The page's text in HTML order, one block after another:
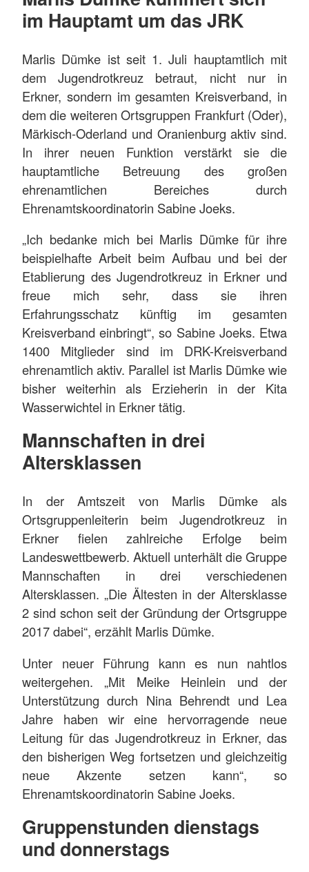
im Hauptamt um das JRK
Marlis Dümke ist seit 1. Juli hauptamtlich mit
dem Jugendrotkreuz betraut, nicht nur in
Erkner, sondern im gesamten Kreisverband, in
dem die weiteren Ortsgruppen Frankfurt (Oder),
Märkisch-Oderland und Oranienburg aktiv sind.
In ihrer neuen Funktion verstärkt sie die
hauptamtliche Betreuung des großen
ehrenamtlichen Bereiches durch
Ehrenamtskoordinatorin Sabine Joeks.
„Ich bedanke mich bei Marlis Dümke für ihre
beispielhafte Arbeit beim Aufbau und bei der
Etablierung des Jugendrotkreuz in Erkner und
freue mich sehr, dass sie ihren
Erfahrungsschatz künftig im gesamten
Kreisverband einbringt“, so Sabine Joeks. Etwa
1400 Mitglieder sind im DRK-Kreisverband
ehrenamtlich aktiv. Parallel ist Marlis Dümke wie
bisher weiterhin als Erzieherin in der Kita
Wasserwichtel in Erkner tätig.
Mannschaften in drei
Altersklassen
In der Amtszeit von Marlis Dümke als
Ortsgruppenleiterin beim Jugendrotkreuz in
Erkner fielen zahlreiche Erfolge beim
Landeswettbewerb. Aktuell unterhält die Gruppe
Mannschaften in drei verschiedenen
Altersklassen. „Die Ältesten in der Altersklasse
2 sind schon seit der Gründung der Ortsgruppe
2017 dabei“, erzählt Marlis Dümke.
Unter neuer Führung kann es nun nahtlos
weitergehen. „Mit Meike Heinlein und der
Unterstützung durch Nina Behrendt und Lea
Jahre haben wir eine hervorragende neue
Leitung für das Jugendrotkreuz in Erkner, das
den bisherigen Weg fortsetzen und gleichzeitig
neue Akzente setzen kann“, so
Ehrenamtskoordinatorin Sabine Joeks.
Gruppenstunden dienstags
und donnerstags